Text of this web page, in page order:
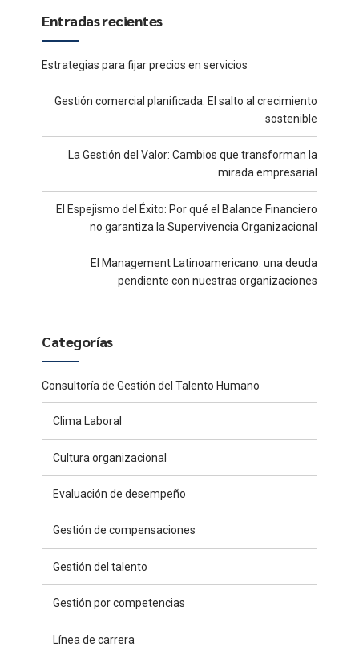
Entradas recientes
Estrategias para fijar precios en servicios
Gestión comercial planificada: El salto al crecimiento
sostenible
La Gestión del Valor: Cambios que transforman la
mirada empresarial
El Espejismo del Éxito: Por qué el Balance Financiero
no garantiza la Supervivencia Organizacional
El Management Latinoamericano: una deuda
pendiente con nuestras organizaciones
Categorías
Consultoría de Gestión del Talento Humano
Clima Laboral
Cultura organizacional
Evaluación de desempeño
Gestión de compensaciones
Gestión del talento
Gestión por competencias
Línea de carrera